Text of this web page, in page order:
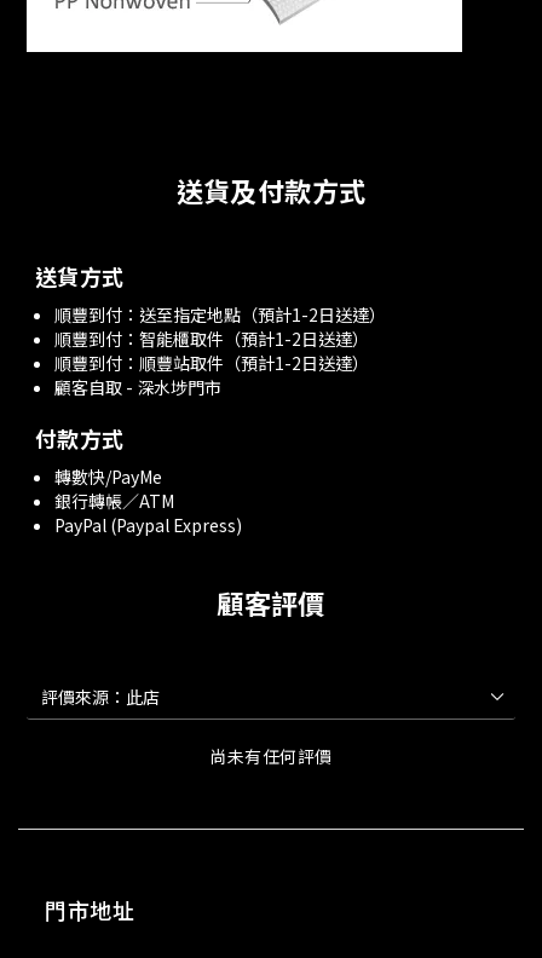
送貨及付款方式
送貨方式
順豐到付：送至指定地點（預計1-2日送達）
順豐到付：智能櫃取件（預計1-2日送達）
順豐到付：順豐站取件（預計1-2日送達）
顧客自取 - 深水埗門市
付款方式
轉數快/PayMe
銀行轉帳／ATM
PayPal (Paypal Express)
顧客評價
尚未有任何評價
門市地址